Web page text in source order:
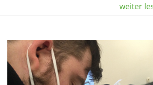
weiter